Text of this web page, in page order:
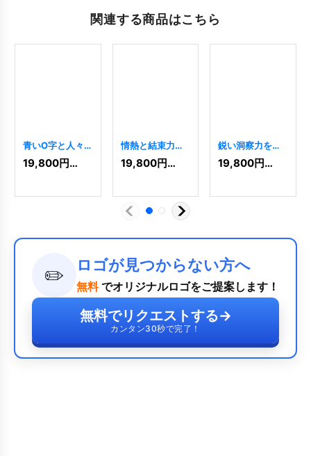
関連する商品はこちら
青いO字と人々
を象徴するロゴ
[6826 ]
19,800円(税込)
情熱と結束力を
象徴する、キャ
ンプファイヤー
19,800円(税込)
鋭い洞察力を象
徴する目のロゴ
[9099 ]
19,800円(税込)
✏️ ロゴが見つからない方へ
無料 でオリジナルロゴをご提案します！
無料でリクエストする→
カンタン30秒で完了！